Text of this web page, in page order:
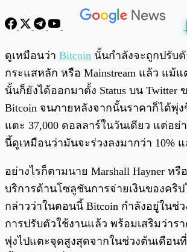
พร้อมเล่น
ดูเหมือนว่า Bitcoin นั้นกำลังจะถูกปรับ
กระแสหลัก หรือ Mainstream แล้ว แม้แ
นั้นก็ยังได้ออกมาตั้ง Status บน Twitter
Bitcoin จนภายหลังจากนั้นราคาก็ได้พุ่ง
แตะ 37,000 ดอลลาร์ในวันเดียว แต่อย่
นี้ดูเหมือนว่ามันจะร่วงลงมากว่า 10% แ
อย่างไรก็ตามนาย Marshall Hayner หรื
บริการด้านโซลูชันการจ่ายเงินของคริ
กล่าวว่าในตอนนี้ Bitcoin กำลังอยู่ในช่ว
การปรับตัวใช้งานแล้ว พร้อมเสริมว่าร
พุ่งไปแตะจุดสูงสุดจากในช่วงต้นเดือน